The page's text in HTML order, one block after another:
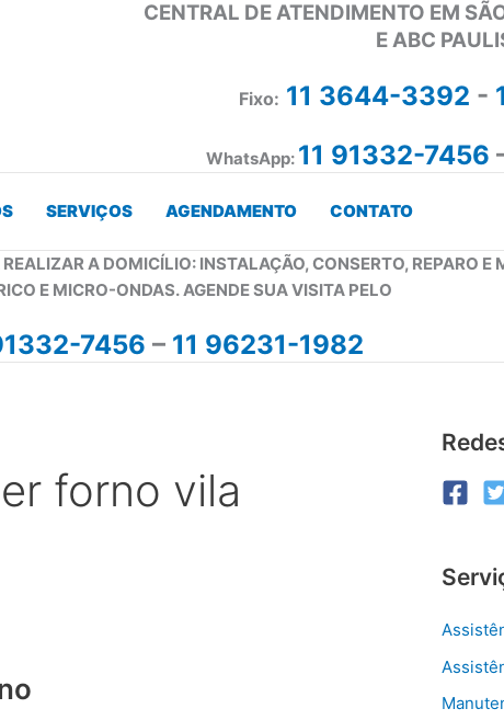
CENTRAL DE ATENDIMENTO EM
E ABC
Fixo: 11 3644-3392 -
WhatsApp: 11 91332-7456
SERVIÇOS AGENDAMENTO CONTATO
A DOMICÍLIO: INSTALAÇÃO, CONSERTO, REPARO E
E MICRO-ONDAS. AGENDE SUA VISITA PELO
7456 – 11 96231-1982
forno vila